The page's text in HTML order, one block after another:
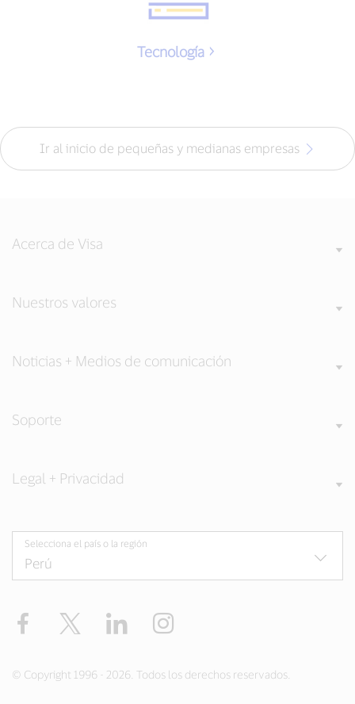
Tecnología
Ir al inicio de pequeñas y medianas empresas
Acerca de Visa
Nuestros valores
Noticias + Medios de comunicación
Soporte
Legal + Privacidad
Selecciona el país o la región
Facebook Twitter LinkedIn
© Copyright 1996 - 2026. Todos los derechos reservados.